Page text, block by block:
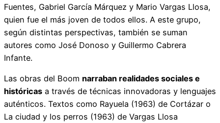
Fuentes, Gabriel García Márquez y Mario Vargas Llosa,
quien fue el más joven de todos ellos. A este grupo,
según distintas perspectivas, también se suman
autores como José Donoso y Guillermo Cabrera
Infante.
Las obras del Boom narraban realidades sociales e
históricas a través de técnicas innovadoras y lenguajes
auténticos. Textos como Rayuela (1963) de Cortázar o
La ciudad y los perros (1963) de Vargas Llosa